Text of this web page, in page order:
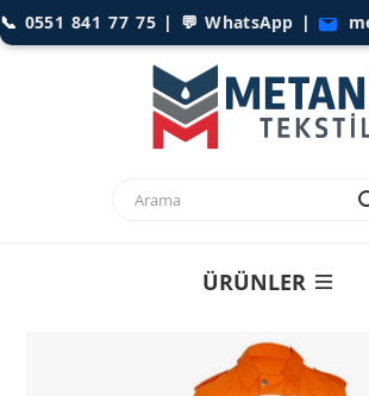
📞 0551 841 77 75| 💬WhatsApp |
ÜRÜNLER